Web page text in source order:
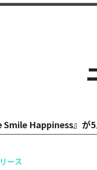
Smile Happiness』が
ース